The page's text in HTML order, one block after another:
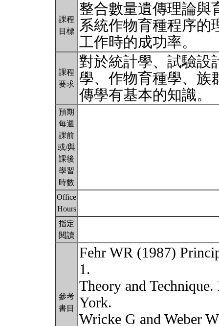
課程
目標
整合數量遺傳理論與
系統作物育種程序的
工作時的成功率。
課程
要求
對於統計學、試驗設
學、作物育種學、族
傳學有基本的知識。
預期
每週
課前
或/與
課後
學習
時數
Office
Hours
指定
閱讀
參考
書目
Fehr WR (1987)
1.
Theory and
York.
Wricke G and Weber